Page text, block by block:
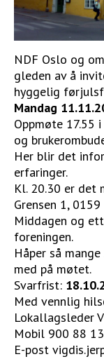
NDF Oslo og
gleden av å
hyggelig
Mandag
Oppmøte 17.55
og
Her blir det
erfaringer.
Kl. 20.30 er det
Grensen 1,
Middagen og
foreningen.
Håper så
med på møtet.
Svarfrist:
Med vennlig
Lokallagsleder
Mobil 900 88
E-post